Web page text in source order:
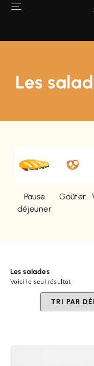
Les
Pause
déjeuner
Goûter
Les salades
Voici le seul résultat